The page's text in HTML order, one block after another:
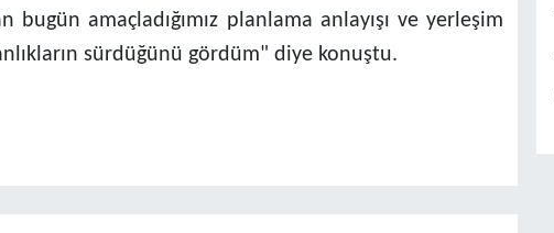
amaçladığımız planlama anlayışı ve yerleşim
sürdüğünü gördüm" diye konuştu.